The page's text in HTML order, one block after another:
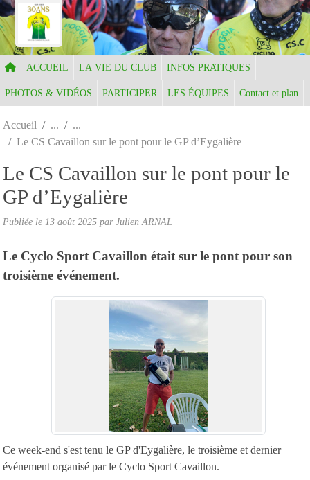
ACCUEIL LA VIE DU CLUB INFOS PRATIQUES
PHOTOS & VIDÉOS PARTICIPER LES ÉQUIPES Contact et plan
Accueil
Le CS Cavaillon sur le pont pour le GP d’Eygalière
Le CS Cavaillon sur le pont pour le
GP d’Eygalière
Publiée le 13 août 2025 par Julien ARNAL
Le Cyclo Sport Cavaillon était sur le pont pour son
troisième événement.
Ce week-end s'est tenu le GP d'Eygalière, le troisième et dernier
événement organisé par le Cyclo Sport Cavaillon.
Panneau de gestion des cookies